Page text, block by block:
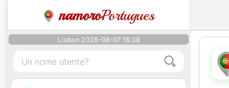
namoroPortugues
Lisbon 2026-08-07 16:38